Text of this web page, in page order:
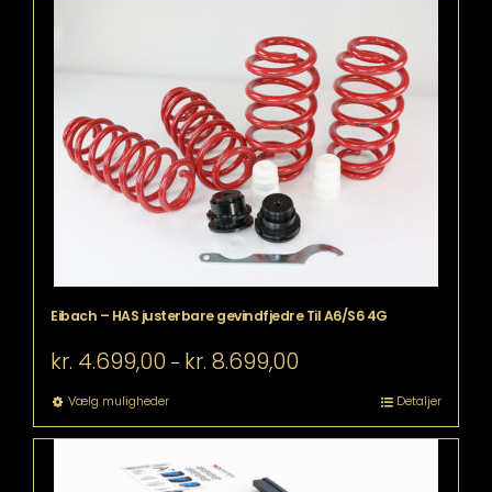
Mulighederne
kan
vælges
på
varesiden
Eibach – HAS justerbare gevindfjedre Til A6/S6 4G
kr. 4.699,00 – kr. 8.699,00
Vælg mulighederDette
vare
har
flere
varianter.
Detaljer